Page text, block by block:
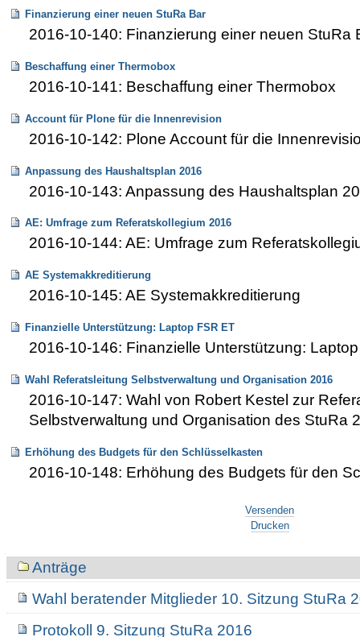
Finanzierung einer neuen StuRa Bar
2016-10-140: Finanzierung einer neuen StuRa
Beschaffung einer Thermobox
2016-10-141: Beschaffung einer Thermobox
Account für Plone für die Innenrevision
2016-10-142: Plone Account für die
Anpassung des Haushaltsplan 2016
2016-10-143: Anpassung des Haushaltsplan
AE: Umfrage zum Referatskollegium 2016
2016-10-144: AE: Umfrage zum
AE Systemakkreditierung
2016-10-145: AE Systemakkreditierung
Finanzielle Unterstützung: Laptop FSR ET
2016-10-146: Finanzielle Unterstützung:
Wahl Referatsleitung Selbstverwaltung und Organisation 2016
2016-10-147: Wahl von Robert Kestel zur
Selbstverwaltung und Organisation des StuRa
Erhöhung des Budgets für den Schlüsselkasten
2016-10-148: Erhöhung des Budgets für den
Versenden
Drucken
NavigationAnträge
Wahl beratender Mitglieder 10. Sitzung StuRa
Protokoll 9. Sitzung StuRa 2016